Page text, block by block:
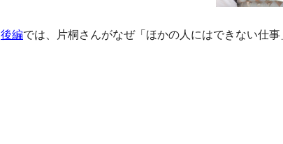
後編では、片桐さんがなぜ「ほかの人にはできない仕事